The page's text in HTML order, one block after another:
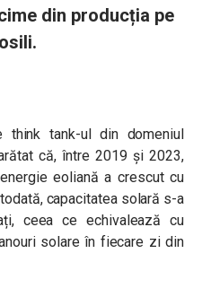
din producția pe
fosili.
tank-ul din domeniul
că, între 2019 și 2023,
eoliană a crescut cu
capacitatea solară s-a
ceea ce echivalează cu
solare în fiecare zi din